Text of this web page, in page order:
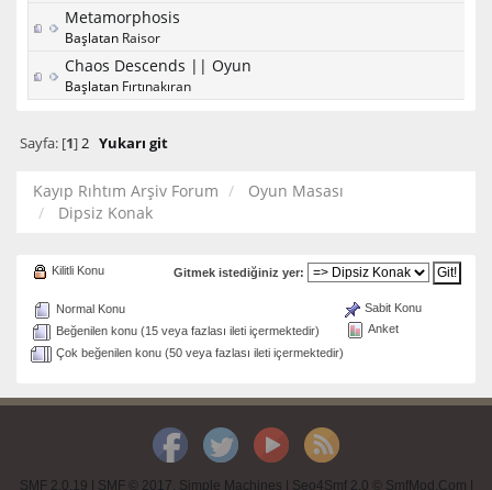
Metamorphosis
Başlatan Raisor
Chaos Descends || Oyun
Başlatan Fırtınakıran
Sayfa: [1]2 Yukarı git
Kayıp Rıhtım Arşiv Forum
Oyun Masası
Dipsiz Konak
Gitmek istediğiniz yer:
Normal Konu
Beğenilen konu (15 veya fazlası ileti içermektedir)
Çok beğenilen konu (50 veya fazlası ileti içermektedir)
Kilitli Konu
Sabit Konu
Anket
SMF 2.0.19 | SMF © 2017 Simple Machines | Seo4Smf 2.0 © SmfMod.Com |